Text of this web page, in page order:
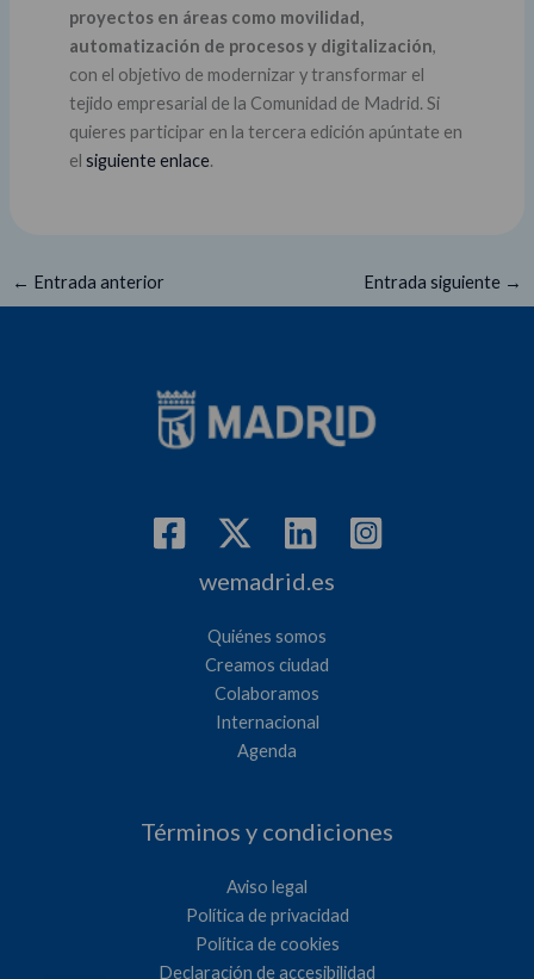
proyectos en áreas como movilidad,
automatización de procesos y digitalización,
con el objetivo de modernizar y transformar el
tejido empresarial de la Comunidad de Madrid. Si
quieres participar en la tercera edición apúntate en
el siguiente enlace.
← Entrada anterior Entrada siguiente →
wemadrid.es
Quiénes somos
Creamos ciudad
Colaboramos
Internacional
Agenda
Términos y condiciones
Aviso legal
Política de privacidad
Política de cookies
Declaración de accesibilidad